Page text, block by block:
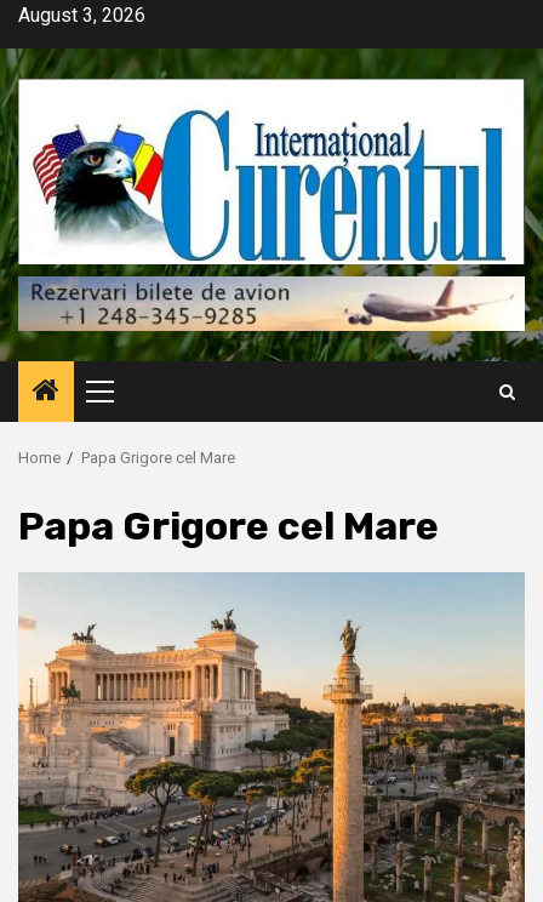
Skip
content
August 3, 2026
Primary
Menu
Home Papa Grigore cel Mare
Papa Grigore cel Mare